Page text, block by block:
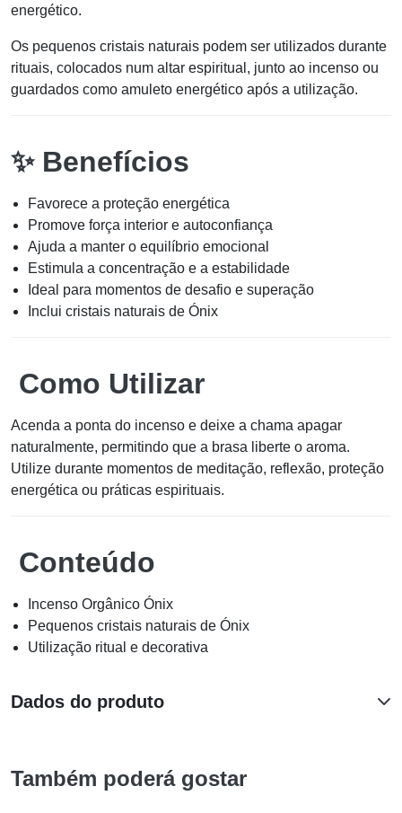
energético.
Os pequenos cristais naturais podem ser utilizados durante
rituais, colocados num altar espiritual, junto ao incenso ou
guardados como amuleto energético após a utilização.
✨ Benefícios
Favorece a proteção energética
Promove força interior e autoconfiança
Ajuda a manter o equilíbrio emocional
Estimula a concentração e a estabilidade
Ideal para momentos de desafio e superação
Inclui cristais naturais de Ónix
Como Utilizar
Acenda a ponta do incenso e deixe a chama apagar
naturalmente, permitindo que a brasa liberte o aroma.
Utilize durante momentos de meditação, reflexão, proteção
energética ou práticas espirituais.
Conteúdo
Incenso Orgânico Ónix
Pequenos cristais naturais de Ónix
Utilização ritual e decorativa
Dados do produto
Também poderá gostar